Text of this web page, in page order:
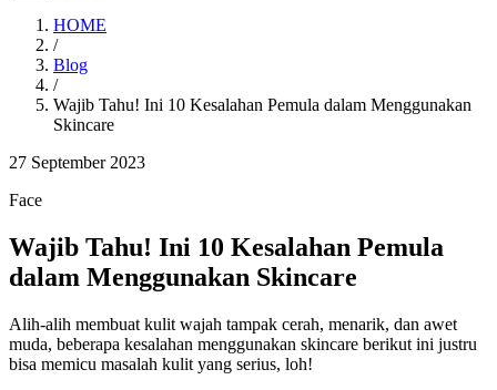
HOME
/
Blog
/
Wajib Tahu! Ini 10 Kesalahan Pemula dalam Menggunakan
Skincare
27 September 2023
Face
Wajib Tahu! Ini 10 Kesalahan Pemula
dalam Menggunakan Skincare
Alih-alih membuat kulit wajah tampak cerah, menarik, dan awet
muda, beberapa kesalahan menggunakan skincare berikut ini justru
bisa memicu masalah kulit yang serius, loh!